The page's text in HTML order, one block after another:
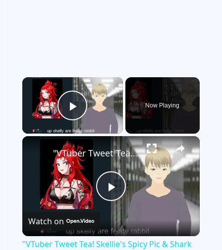
×
Play Video
Now Playing
×
P
l
"VTuber Tweet Tea! Skellie's Spicy Pic & Shark Pals 🐰🦈😂"
Watch on
"VTuber Tweet Tea! Skellie's Spicy Pic & Shark